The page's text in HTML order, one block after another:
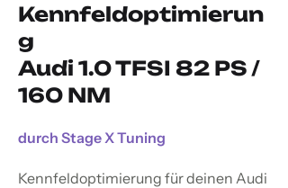
Kennfeldoptimierun
g
Audi 1.0 TFSI 82 PS /
160 NM
durch Stage X Tuning
Kennfeldoptimierung für deinen Audi